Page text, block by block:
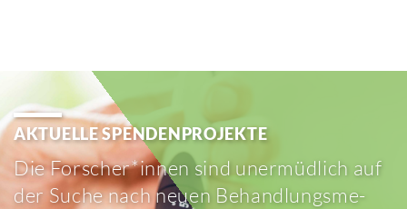
AKTU­ELLE SPEN­DEN­PRO­JEKTE
Die Forscher*innen sind uner­müd­lich auf
der Suche nach neuen Behand­lungs­me­